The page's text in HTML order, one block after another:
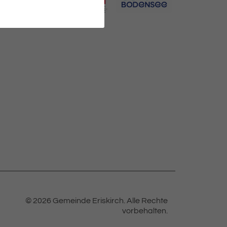
© 2026 Gemeinde Eriskirch. Alle Rechte
vorbehalten.